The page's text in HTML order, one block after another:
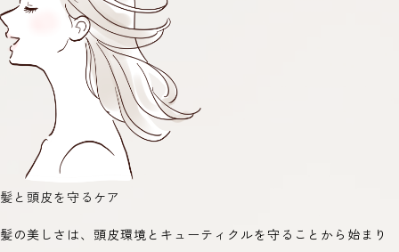
髪と頭皮を守るケア
髪の美しさは、頭皮環境とキューティクルを守ることから始まり